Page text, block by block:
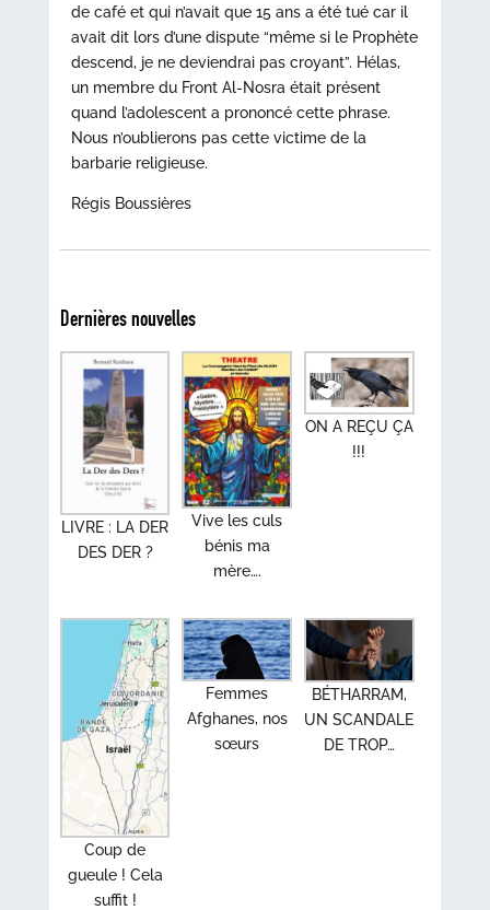
de café et qui n’avait que 15 ans a été tué car il
avait dit lors d’une dispute “même si le Prophète
descend, je ne deviendrai pas croyant”. Hélas,
un membre du Front Al-Nosra était présent
quand l’adolescent a prononcé cette phrase.
Nous n’oublierons pas cette victime de la
barbarie religieuse.
Régis Boussières
Dernières nouvelles
LIVRE : LA DER
DES DER ?
Vive les culs
bénis ma
mère….
ON A REÇU ÇA
!!!
Coup de
gueule ! Cela
suffit !
Femmes
Afghanes, nos
sœurs
BÉTHARRAM,
UN SCANDALE
DE TROP…